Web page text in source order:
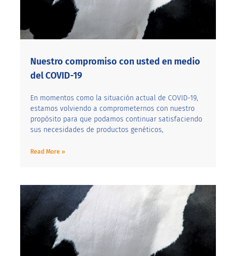
Nuestro compromiso con usted en medio
del COVID-19
En momentos como la situación actual de COVID-19,
estamos volviendo a comprometernos con nuestro
propósito para que podamos continuar satisfaciendo
sus necesidades de productos genéticos,
Read More »